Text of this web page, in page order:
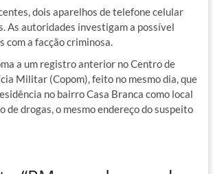
dois aparelhos de telefone celular
As autoridades investigam a possível
com a facção criminosa.
a um registro anterior no Centro de
Militar (Copom), feito no mesmo dia, que
no bairro Casa Branca como local
de drogas, o mesmo endereço do suspeito